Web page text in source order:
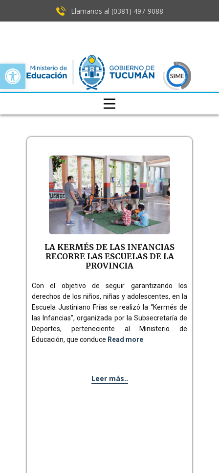
Open toolbar
Llamanos al (0381) ​497-9088
LA KERMÉS DE LAS INFANCIAS
RECORRE LAS ESCUELAS DE LA
PROVINCIA
Con el objetivo de seguir garantizando los
derechos de los niños, niñas y adolescentes, en la
Escuela Justiniano Frías se realizó la “Kermés de
las Infancias”, organizada por la Subsecretaría de
Deportes, perteneciente al Ministerio de
Educación, que conduce Read more
Leer más..